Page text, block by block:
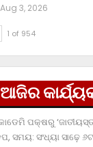
Aug 3, 2026
1 of 954
ଆଜିର
ପକ୍ଷରୁ
ସମୟ: ସଂଧ୍ୟା ସାଢ଼େ